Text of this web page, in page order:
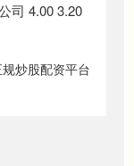
司 4.00 3.20
炒股配资平台